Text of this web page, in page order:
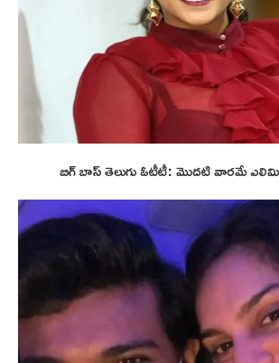
బిగ్ బాస్ తెలుగు ఓటీటీ: మొదటి వారమే